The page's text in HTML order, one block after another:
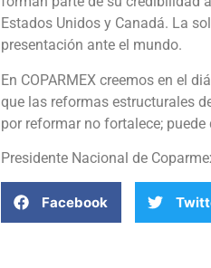
Estados Unidos y Canadá. La
presentación ante el mundo.
En COPARMEX creemos en el
que las reformas estructurales
por reformar no fortalece;
Presidente Nacional de
Facebook